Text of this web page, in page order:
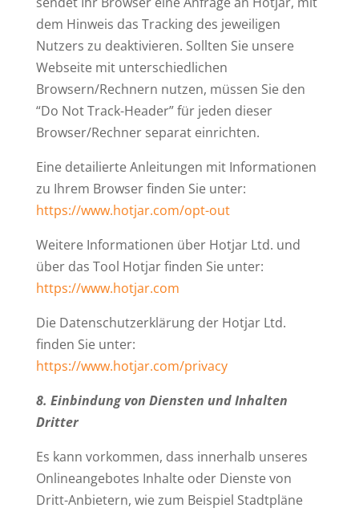
dem Hinweis das Tracking des jewei­ligen
Nutzers zu deak­ti­vieren. Sollten Sie unsere
Web­seite mit unter­schied­lichen
Browsern/Rechnern nutzen, müssen Sie den
“Do Not Track-Header” für jeden dieser
Browser/Rechner separat einrichten.
Eine detail­ierte Anlei­tungen mit Infor­ma­tionen
zu Ihrem Browser finden Sie unter:
https://www.hotjar.com/opt-out
Weitere Infor­ma­tionen über Hotjar Ltd. und
über das Tool Hotjar finden Sie unter:
https://www.hotjar.com
Die Daten­schutz­er­klärung der Hotjar Ltd.
finden Sie unter:
https://www.hotjar.com/privacy
8. Ein­bindung von Diensten und Inhalten
Dritter
Es kann vor­kommen, dass innerhalb unseres
Online­an­ge­botes Inhalte oder Dienste von
Dritt-Anbietern, wie zum Bei­spiel Stadt­pläne